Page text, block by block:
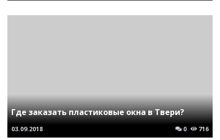
Где заказать пластиковые окна в Твери?
03.09.2018 0 716